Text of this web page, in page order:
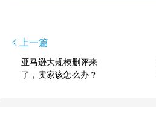
上一篇
亚马逊大规模删评来
了，卖家该怎么办？